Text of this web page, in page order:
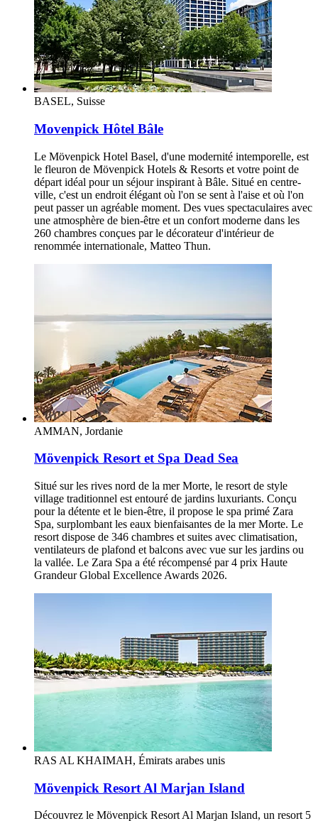
BASEL, Suisse
Movenpick Hôtel Bâle
Le Mövenpick Hotel Basel, d'une modernité intemporelle, est
le fleuron de Mövenpick Hotels & Resorts et votre point de
départ idéal pour un séjour inspirant à Bâle. Situé en centre-
ville, c'est un endroit élégant où l'on se sent à l'aise et où l'on
peut passer un agréable moment. Des vues spectaculaires avec
une atmosphère de bien-être et un confort moderne dans les
260 chambres conçues par le décorateur d'intérieur de
renommée internationale, Matteo Thun.
AMMAN, Jordanie
Mövenpick Resort et Spa Dead Sea
Situé sur les rives nord de la mer Morte, le resort de style
village traditionnel est entouré de jardins luxuriants. Conçu
pour la détente et le bien-être, il propose le spa primé Zara
Spa, surplombant les eaux bienfaisantes de la mer Morte. Le
resort dispose de 346 chambres et suites avec climatisation,
ventilateurs de plafond et balcons avec vue sur les jardins ou
la vallée. Le Zara Spa a été récompensé par 4 prix Haute
Grandeur Global Excellence Awards 2026.
RAS AL KHAIMAH, Émirats arabes unis
Mövenpick Resort Al Marjan Island
Découvrez le Mövenpick Resort Al Marjan Island, un resort 5